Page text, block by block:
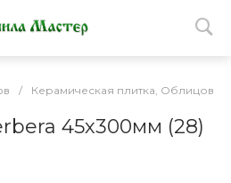
/ Керамическая плитка,
45х300мм (28)